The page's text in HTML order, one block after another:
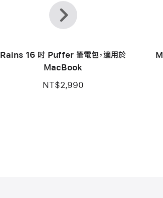
Rains 16 吋 Puffer 筆電包，適用於
MacBook
NT$2,990
上
一
個
下
一
步